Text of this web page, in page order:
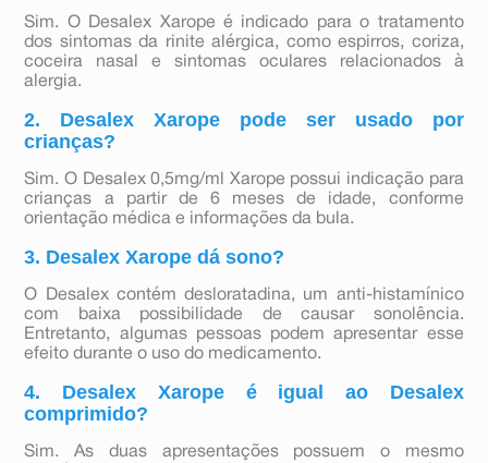
Sim. O Desalex Xarope é indicado para o tratamento
dos sintomas da rinite alérgica, como espirros, coriza,
coceira nasal e sintomas oculares relacionados à
alergia.
2. Desalex Xarope pode ser usado por
crianças?
Sim. O Desalex 0,5mg/ml Xarope possui indicação para
crianças a partir de 6 meses de idade, conforme
orientação médica e informações da bula.
3. Desalex Xarope dá sono?
O Desalex contém desloratadina, um anti-histamínico
com baixa possibilidade de causar sonolência.
Entretanto, algumas pessoas podem apresentar esse
efeito durante o uso do medicamento.
4. Desalex Xarope é igual ao Desalex
comprimido?
Sim. As duas apresentações possuem o mesmo